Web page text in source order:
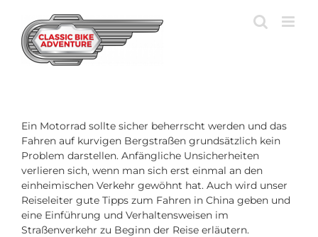
springen
Ein Motorrad sollte sicher beherrscht werden und das
Fahren auf kurvigen Bergstraßen grundsätzlich kein
Problem darstellen. Anfängliche Unsicherheiten
verlieren sich, wenn man sich erst einmal an den
einheimischen Verkehr gewöhnt hat. Auch wird unser
Reiseleiter gute Tipps zum Fahren in China geben und
eine Einführung und Verhaltensweisen im
Straßenverkehr zu Beginn der Reise erläutern.